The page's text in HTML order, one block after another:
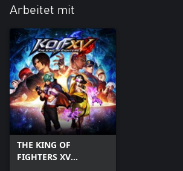
Arbeitet mit
THE KING OF
FIGHTERS XV